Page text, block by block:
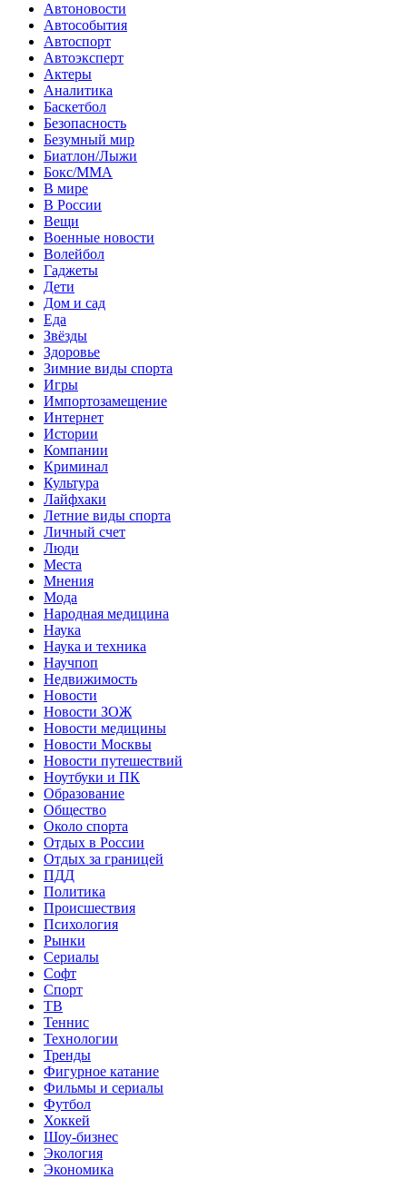
Автоновости
Автособытия
Автоспорт
Автоэксперт
Актеры
Аналитика
Баскетбол
Безопасность
Безумный мир
Биатлон/Лыжи
Бокс/MMA
В мире
В России
Вещи
Военные новости
Волейбол
Гаджеты
Дети
Дом и сад
Еда
Звёзды
Здоровье
Зимние виды спорта
Игры
Импортозамещение
Интернет
Истории
Компании
Криминал
Культура
Лайфхаки
Летние виды спорта
Личный счет
Люди
Места
Мнения
Мода
Народная медицина
Наука
Наука и техника
Научпоп
Недвижимость
Новости
Новости ЗОЖ
Новости медицины
Новости Москвы
Новости путешествий
Ноутбуки и ПК
Образование
Общество
Около спорта
Отдых в России
Отдых за границей
ПДД
Политика
Происшествия
Психология
Рынки
Сериалы
Софт
Спорт
ТВ
Теннис
Технологии
Тренды
Фигурное катание
Фильмы и сериалы
Футбол
Хоккей
Шоу-бизнес
Экология
Экономика